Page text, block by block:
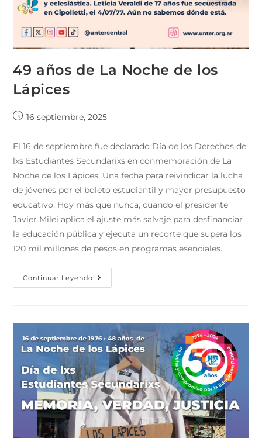
49 años de La Noche de los
Lápices
16 septiembre, 2025
El 16 de septiembre fue declarado Día de los Derechos de
lxs Estudiantes Secundarixs en conmemoración de La
Noche de los Lápices. Una fecha para reivindicar la lucha
de jóvenes por el boleto estudiantil y mayor presupuesto
educativo. Hoy más que nunca, cuando el presidente
Javier Milei aplica el ajuste más salvaje para desfinanciar
la educación pública y ejecuta un recorte que supera los
120 mil millones de pesos en programas esenciales.
Continuar Leyendo